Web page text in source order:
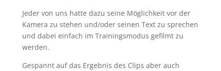
Jeder von uns hatte dazu seine Möglichkeit vor der
Kamera zu stehen und/oder seinen Text zu sprechen
und dabei einfach im Trainingsmodus gefilmt zu
werden.
Gespannt auf das Ergebnis des Clips aber auch